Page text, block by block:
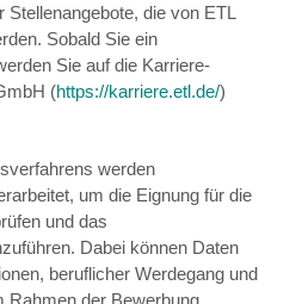
die von ETL
Sobald Sie ein
Sie auf die Karriere-
(https://karriere.etl.de/)
werden
um die Eignung für die
und das
Dabei können Daten
beruflicher Werdegang und
Rahmen der Bewerbung